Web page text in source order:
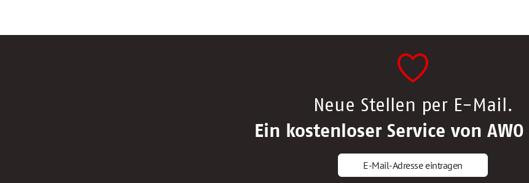
Neue Stellen per E-Mail.
Ein kostenloser Service von AWO
E-Mail-Adresse eintragen